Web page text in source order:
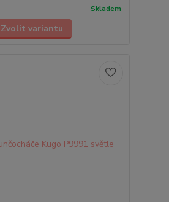
Skladem
Zvolit variantu